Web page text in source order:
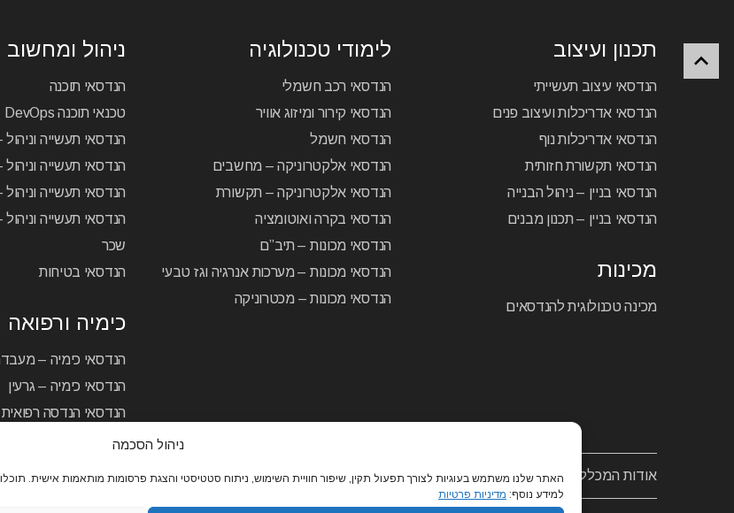
ניהול הסכמה
האתר שלנו משתמש בעוגיות לצורך תפעול תקין, שיפור חוויית השימוש, ניתוח סטטיסטי והצגת פרסומות מותאמות אישית.
למידע נוסף: מדיניות פרטיות
תכנון ועיצוב
הנדסאי עיצוב תעשייתי
הנדסאי אדריכלות ועיצוב פנים
הנדסאי אדריכלות נוף
הנדסאי תקשורת חזותית
הנדסאי בניין – ניהול הבנייה
הנדסאי בניין – תכנון מבנים
מכינות
מכינה טכנולוגית להנדסאים
לימודי טכנולוגיה
הנדסאי רכב חשמלי
הנדסאי קירור ומיזוג אוויר
הנדסאי חשמל
הנדסאי אלקטרוניקה – מחשבים
הנדסאי אלקטרוניקה – תקשורת
הנדסאי בקרה ואוטומציה
הנדסאי מכונות – תיב”ם
הנדסאי מכונות – מערכות אנרגיה וגז טבעי
הנדסאי מכונות – מכטרוניקה
ניהול ומחשוב
הנדסאי תוכנה
טכנאי תוכנה DevOps
הנדסאי תעשייה
הנדסאי תעשייה וניהול
הנדסאי תעשייה
הנדסאי תעשייה
שכר
הנדסאי בטיחות
כימיה ורפואה
הנדסאי כימיה –
הנדסאי כימיה – גרעין
הנדסאי הנדסה
אודות המכללה / מסלולי לימוד / לוח שנה אקדמי / מרכז להכשרה והשתלמויות / פרויקטים מיוחדים